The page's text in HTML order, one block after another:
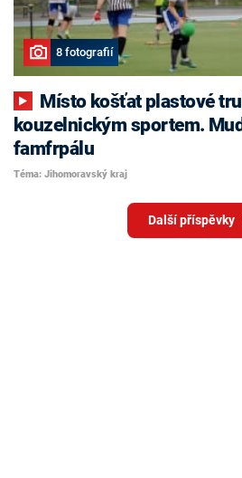
8 fotografií
kouzelnickým sportem.
famfrpálu
Téma: Jihomoravský kraj
Další příspěvky